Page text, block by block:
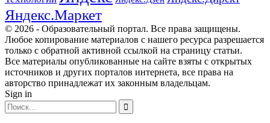
Яндекс.Маркет
© 2026 - Образовательный портал. Все права защищены.
Любое копирование материалов с нашего ресурса разрешается
только с обратной активной ссылкой на страницу статьи.
Все материалы опубликованные на сайте взяты с открытых
источников и других порталов интернета, все права на
авторство принадлежат их законным владельцам.
Sign in